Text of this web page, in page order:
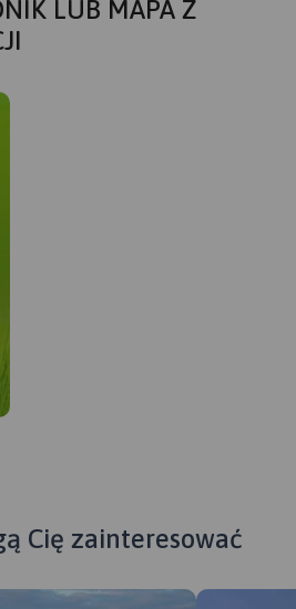
LUB MAPA Z
Cię zainteresować